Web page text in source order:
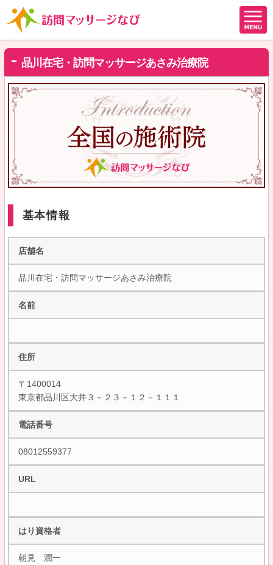
品川在宅・訪問マッサージあさみ治療院
基本情報
店舗名
品川在宅・訪問マッサージあさみ治療院
名前
住所
〒1400014
東京都品川区大井３－２３－１２－１１１
電話番号
08012559377
URL
はり資格者
朝見 潤一